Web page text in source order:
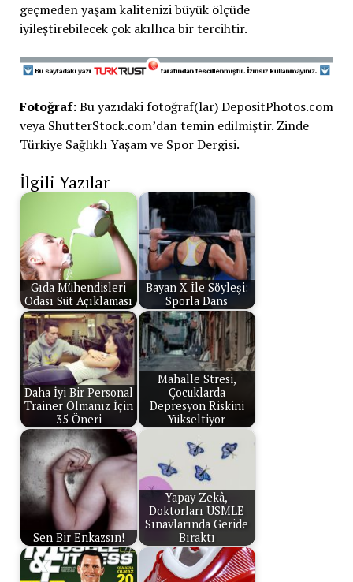
geçmeden yaşam kalitenizi büyük ölçüde
iyileştirebilecek çok akıllıca bir tercihtir.
Fotoğraf:Bu yazıdaki fotoğraf(lar) DepositPhotos.com
veya ShutterStock.com’dan temin edilmiştir. Zinde
Türkiye Sağlıklı Yaşam ve Spor Dergisi.
İlgili Yazılar
Gıda Mühendisleri
Odası Süt Açıklaması
Bayan X İle Söyleşi:
Sporla Dans
Daha İyi Bir Personal
Trainer Olmanız İçin
35 Öneri
Mahalle Stresi,
Çocuklarda
Depresyon Riskini
Yükseltiyor
Sen Bir Enkazsın!
Yapay Zekâ,
Doktorları USMLE
Sınavlarında Geride
Bıraktı